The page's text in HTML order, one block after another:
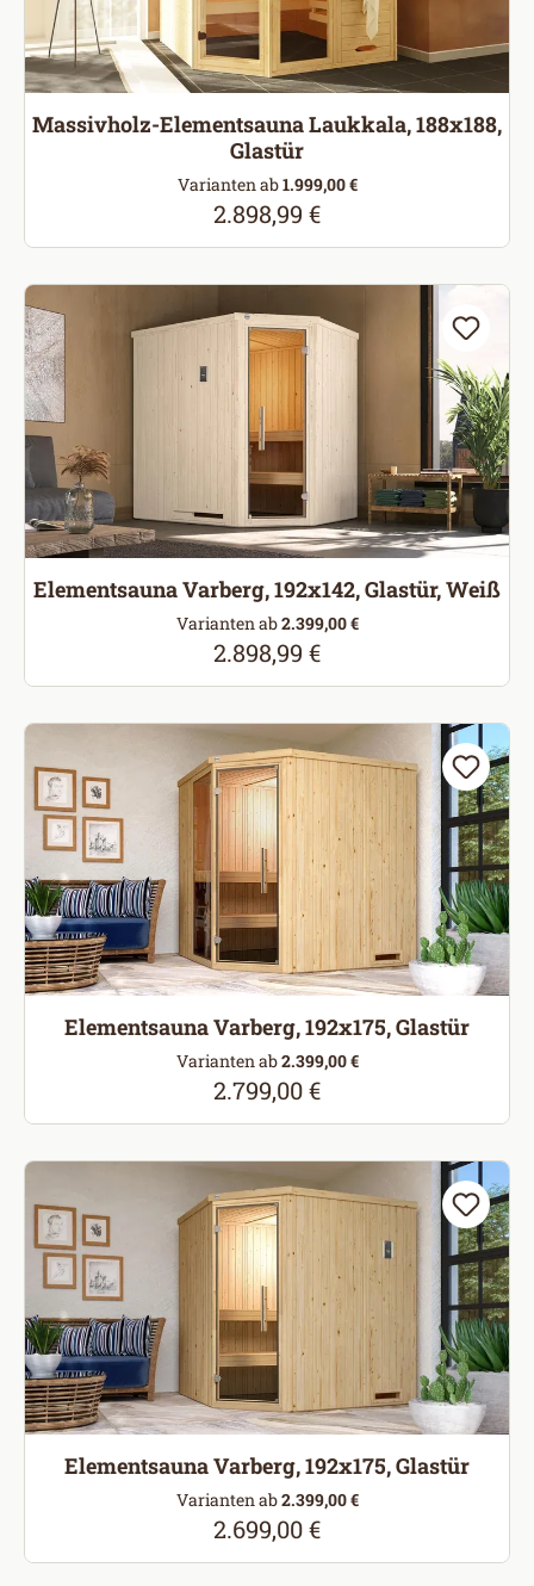
Massivholz-Elementsauna Laukkala, 188x188,
Glastür
Varianten ab1.999,00 €
Regulärer Preis:
2.898,99 €
Elementsauna Varberg, 192x142, Glastür, Weiß
Varianten ab2.399,00 €
Regulärer Preis:
2.898,99 €
Elementsauna Varberg, 192x175, Glastür
Varianten ab2.399,00 €
Regulärer Preis:
2.799,00 €
Elementsauna Varberg, 192x175, Glastür
Varianten ab2.399,00 €
Regulärer Preis:
2.699,00 €